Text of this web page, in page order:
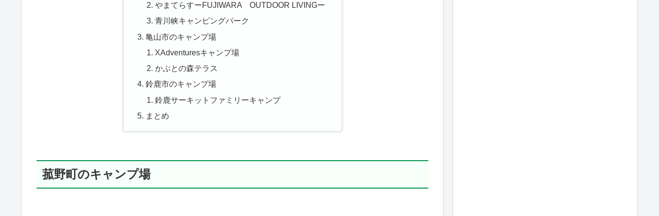
やまてらすーFUJIWARA OUTDOOR LIVINGー
青川峡キャンピングパーク
亀山市のキャンプ場
XAdventuresキャンプ場
かぶとの森テラス
鈴鹿市のキャンプ場
鈴鹿サーキットファミリーキャンプ
まとめ
菰野町のキャンプ場